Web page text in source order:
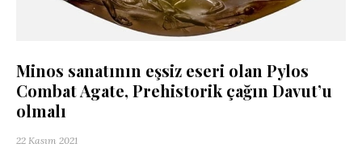
Minos sanatının eşsiz eseri olan Pylos
Combat Agate, Prehistorik çağın Davut’u
olmalı
22 Kasım 2021